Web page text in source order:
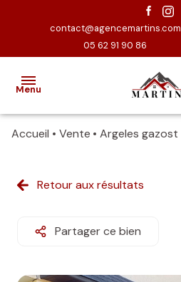
contact@agencemartins.com
05 62 91 90 86
Menu
EXCLUSIVITÉS
ESTIMATION
NOUS
Accueil Vente Argeles gazost
Retour aux résultats
Partager ce bien